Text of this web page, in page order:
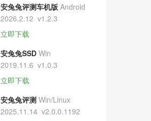
安兔兔评测车机版 Android
2026.2.12 v1.2.3
立即下载
安兔兔SSD Win
2019.11.6 v1.0.3
立即下载
安兔兔评测 Win/Linux
2025.11.14 v2.0.0.1192